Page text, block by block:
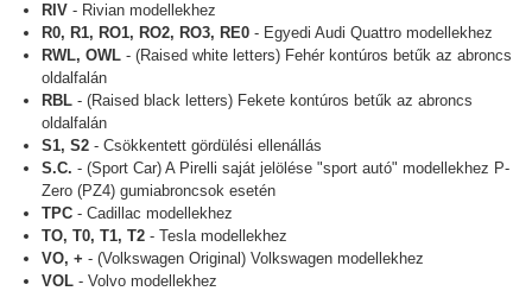
RIV - Rivian modellekhez
R0, R1, RO1, RO2, RO3, RE0 - Egyedi Audi Quattro modellekhez
RWL, OWL - (Raised white letters) Fehér kontúros betűk az abroncs
oldalfalán
RBL - (Raised black letters) Fekete kontúros betűk az abroncs
oldalfalán
S1, S2 - Csökkentett gördülési ellenállás
S.C. - (Sport Car) A Pirelli saját jelölése "sport autó" modellekhez P-
Zero (PZ4) gumiabroncsok esetén
TPC - Cadillac modellekhez
TO, T0, T1, T2 - Tesla modellekhez
VO, + - (Volkswagen Original) Volkswagen modellekhez
VOL - Volvo modellekhez